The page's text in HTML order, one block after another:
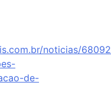
noticias/
de-